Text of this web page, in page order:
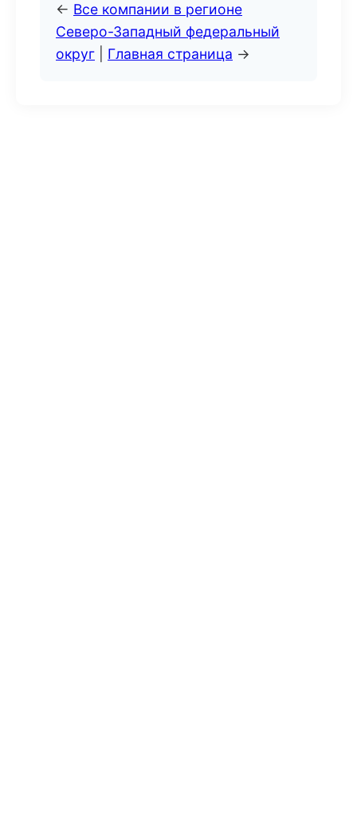
← Все компании в регионе
Северо-Западный федеральный
округ
Главная страница →